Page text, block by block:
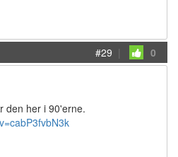
#29 | 0
den her i 90'erne.